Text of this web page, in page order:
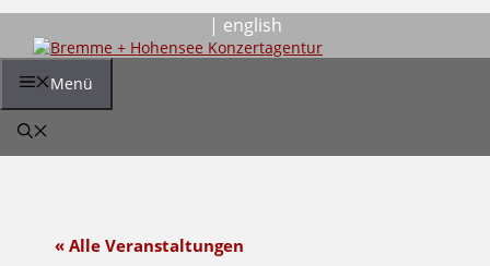
Inhalt
springen
| english
Menü
« Alle Veranstaltungen